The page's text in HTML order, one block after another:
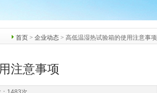
首页 > 企业动态 > 高低温湿热试验箱的使用注意事项
注意事项